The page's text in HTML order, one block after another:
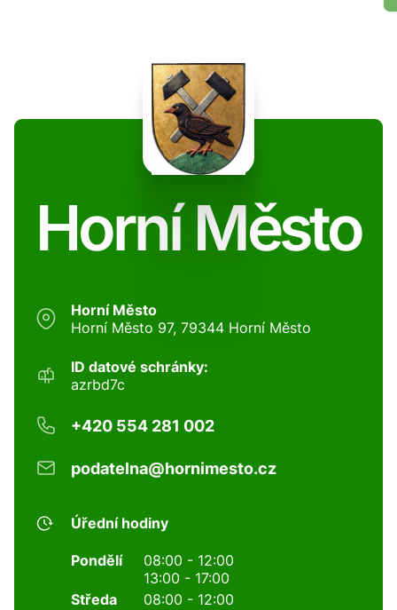
Horní Město
Horní Město
Horní Město 97, 79344 Horní Město
ID datové schránky:
azrbd7c
+420 554 281 002
podatelna@hornimesto.cz
Úřední hodiny
Pondělí
08:00 - 12:00
13:00 - 17:00
Středa
08:00 - 12:00